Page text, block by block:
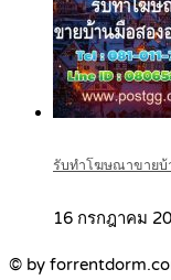
รับทำโฆษณาขายบ้
16 กรกฎาคม
© by